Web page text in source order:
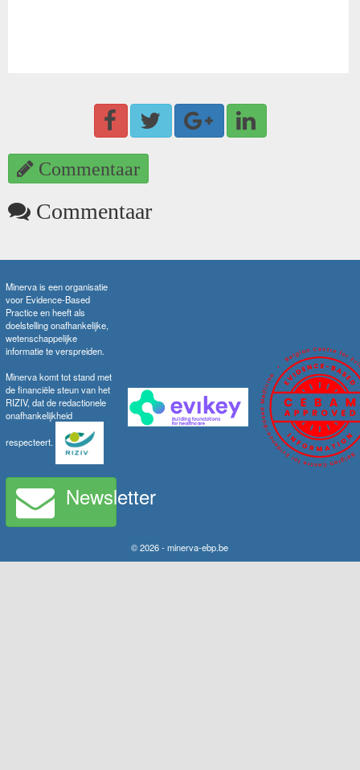
Commentaar
Commentaar
Minerva is een organisatie
voor Evidence-Based
Practice en heeft als
doelstelling onafhankelijke,
wetenschappelijke
informatie te verspreiden.
Minerva komt tot stand met
de financiële steun van het
RIZIV, dat de redactionele
onafhankelijkheid
respecteert.
Newsletter
© 2026 - minerva-ebp.be